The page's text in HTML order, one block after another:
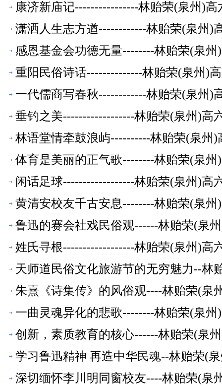
康济新庙记----------------林贻荣(泉州)
潇洒人生志方遒------------林贻荣(泉州)
感恩基金会功德无量--------林贻荣(泉
重阳民俗诗话--------------林贻荣(泉州)
一代儒商写春秋------------林贻荣(泉州)
垂钓之美------------------林贻荣(泉州)高
林语堂情牵鼓浪屿----------林贻荣(泉州
体育是美丽的正气歌--------林贻荣(泉
闲话足球------------------林贻荣(泉州)高
黄清安校友千古安息--------林贻荣(泉
鲁迅的赛会社戏民俗观------林贻荣(泉
姓氏寻根------------------林贻荣(泉州)高
天师道民俗文化旅游节的无穷魅力--林
朱熹《诗集传》的风俗观----林贻荣(泉
一曲灵魂异化的悲歌--------林贻荣(泉
创新，素质教育的核心------林贻荣(泉
学习鲁迅精神 再造中华民魂--林贻荣(
深切缅怀李川明同窗校友----林贻荣(泉